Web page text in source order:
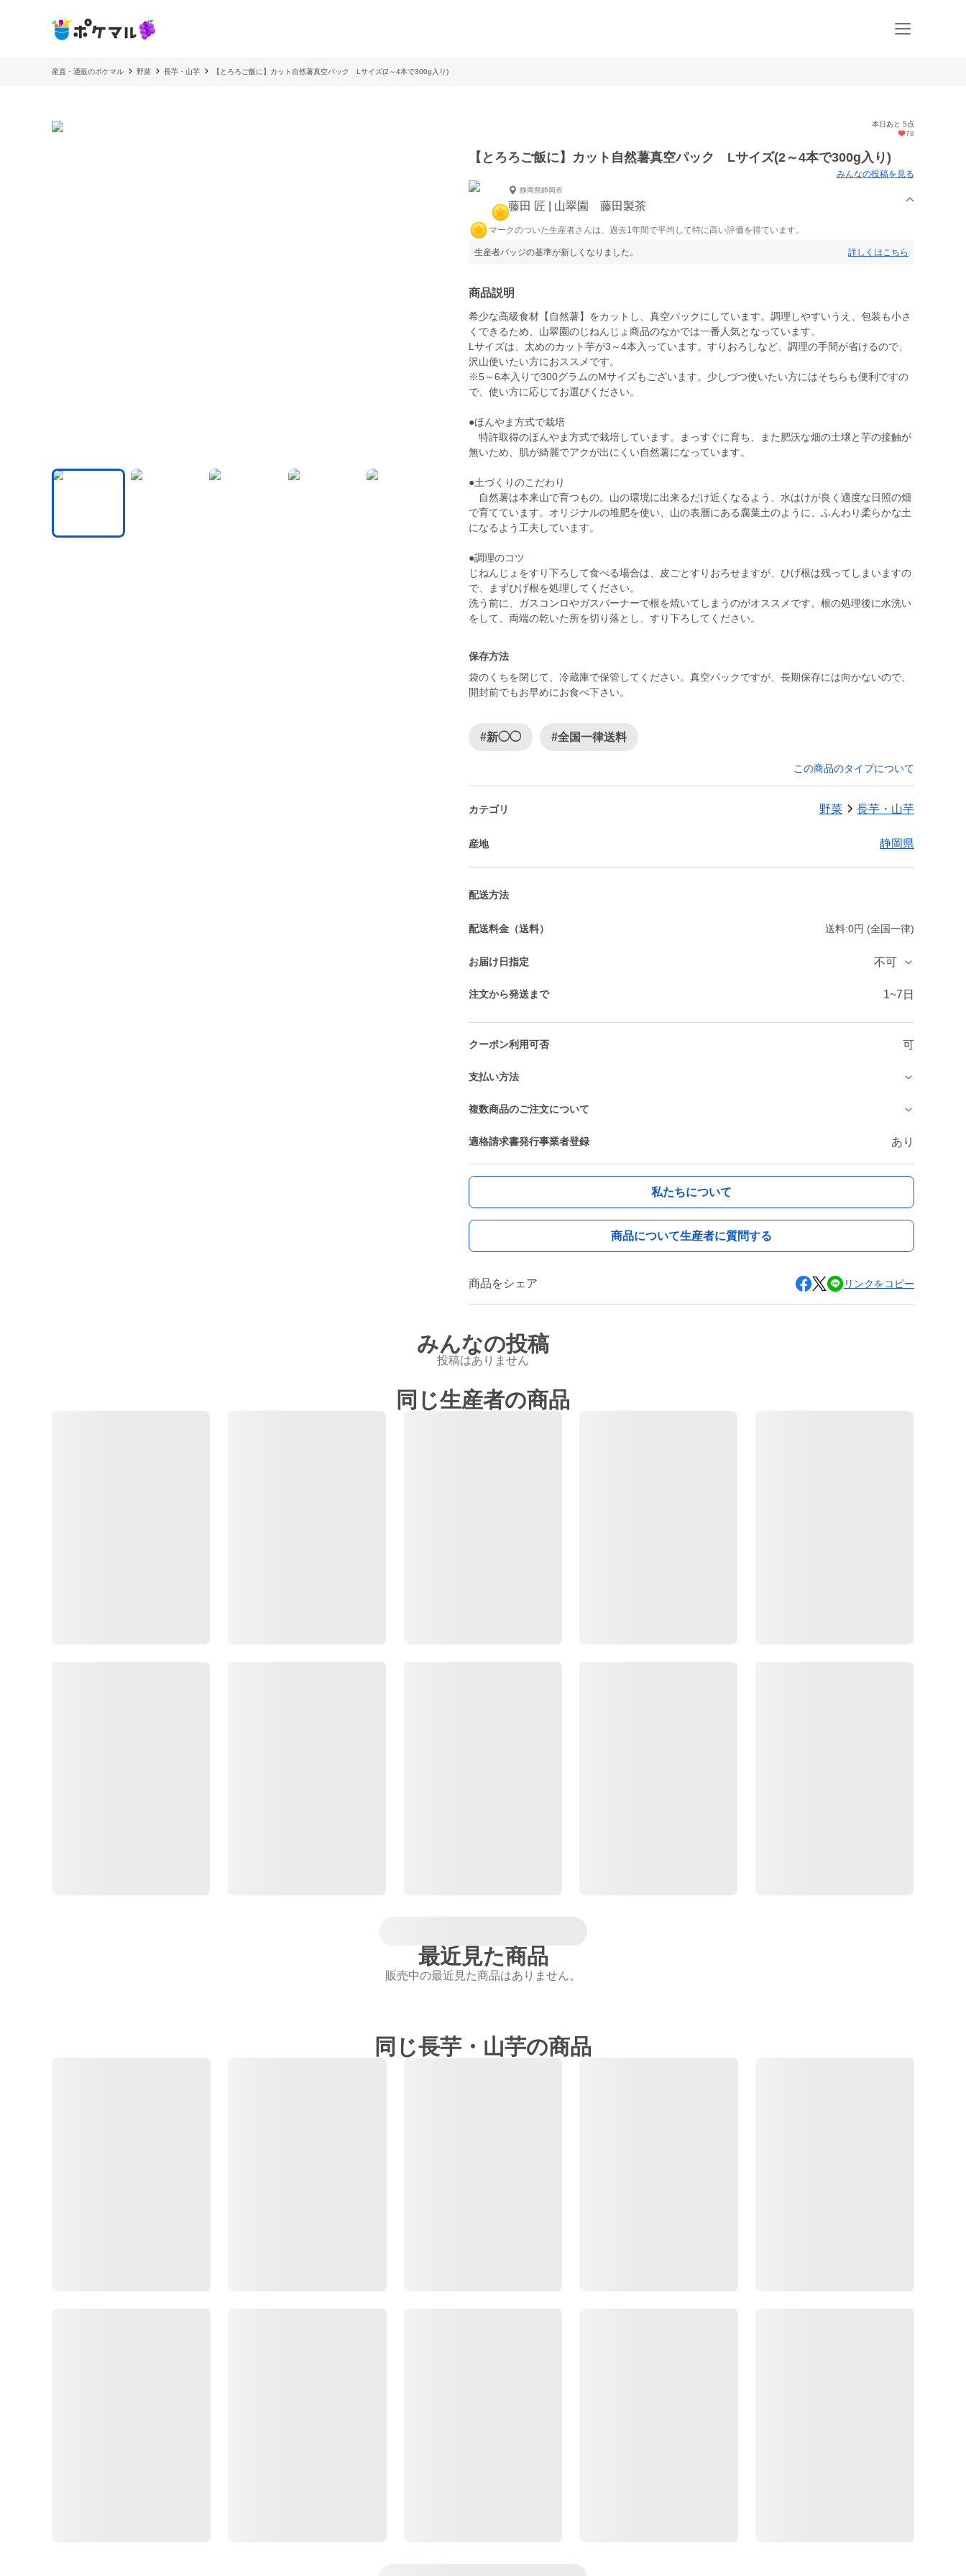
産直・通販のポケマル 野菜 長芋・山芋 【とろろご飯に】カット自然薯真空パック Lサイズ(2～4本で300g入り)
本日あと 5点
78
【とろろご飯に】カット自然薯真空パック Lサイズ(2～4本で300g入り)
みんなの投稿を見る
静岡県静岡市
藤田 匠 | 山翠園 藤田製茶
マークのついた生産者さんは、過去1年間で平均して特に高い評価を得ています。
生産者バッジの基準が新しくなりました。 詳しくはこちら
商品説明
希少な高級食材【自然薯】をカットし、真空パックにしています。調理しやすいうえ、包装も小さ
くできるため、山翠園のじねんじょ商品のなかでは一番人気となっています。
Lサイズは、太めのカット芋が3～4本入っています。すりおろしなど、調理の手間が省けるので、
沢山使いたい方におススメです。
※5～6本入りで300グラムのMサイズもございます。少しづつ使いたい方にはそちらも便利ですの
で、使い方に応じてお選びください。
●ほんやま方式で栽培
特許取得のほんやま方式で栽培しています。まっすぐに育ち、また肥沃な畑の土壌と芋の接触が
無いため、肌が綺麗でアクが出にくい自然薯になっています。
●土づくりのこだわり
自然薯は本来山で育つもの。山の環境に出来るだけ近くなるよう、水はけが良く適度な日照の畑
で育てています。オリジナルの堆肥を使い、山の表層にある腐葉土のように、ふんわり柔らかな土
になるよう工夫しています。
●調理のコツ
じねんじょをすり下ろして食べる場合は、皮ごとすりおろせますが、ひげ根は残ってしまいますの
で、まずひげ根を処理してください。
洗う前に、ガスコンロやガスバーナーで根を焼いてしまうのがオススメです。根の処理後に水洗い
をして、両端の乾いた所を切り落とし、すり下ろしてください。
保存方法
袋のくちを閉じて、冷蔵庫で保管してください。真空パックですが、長期保存には向かないので、
開封前でもお早めにお食べ下さい。
#新◯◯ #全国一律送料
この商品のタイプについて
カテゴリ 野菜 長芋・山芋
産地 静岡県
配送方法
配送料金（送料） 送料:0円 (全国一律)
お届け日指定 不可
注文から発送まで 1~7日
クーポン利用可否 可
支払い方法
複数商品のご注文について
適格請求書発行事業者登録 あり
私たちについて
商品について生産者に質問する
商品をシェア リンクをコピー
みんなの投稿
投稿はありません
同じ生産者の商品
最近見た商品
販売中の最近見た商品はありません。
同じ長芋・山芋の商品